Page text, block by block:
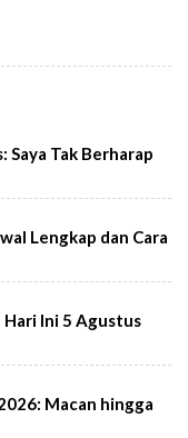
Tak Berharap
Lengkap dan Cara
Ini 5 Agustus
Macan hingga